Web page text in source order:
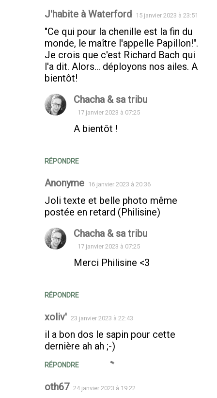
J'habite à Waterford 15 janvier 2023 à 23:51
"Ce qui pour la chenille est la fin du
monde, le maître l'appelle Papillon!".
Je crois que c'est Richard Bach qui
l'a dit. Alors... déployons nos ailes. A
bientôt!
RÉPONDRE
Chacha & sa tribu
17 janvier 2023 à 07:25
A bientôt !
Anonyme 16 janvier 2023 à 20:36
Joli texte et belle photo même
postée en retard (Philisine)
RÉPONDRE
Chacha & sa tribu
17 janvier 2023 à 07:25
Merci Philisine <3
xoliv' 23 janvier 2023 à 22:43
il a bon dos le sapin pour cette
dernière ah ah ;-)
RÉPONDRE
oth67 24 janvier 2023 à 19:22